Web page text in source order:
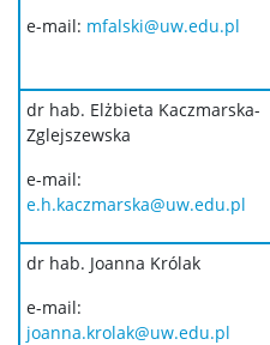
e-mail: mfalski@uw.edu.pl
dr hab. Elżbieta Kaczmarska-
Zglejszewska
e-mail:
e.h.kaczmarska@uw.edu.pl
dr hab. Joanna Królak
e-mail:
joanna.krolak@uw.edu.pl